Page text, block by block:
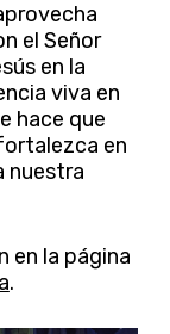
el Señor
en la
viva en
hace que
en
nuestra
en la página
.